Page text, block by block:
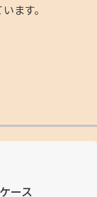
ます。
ース